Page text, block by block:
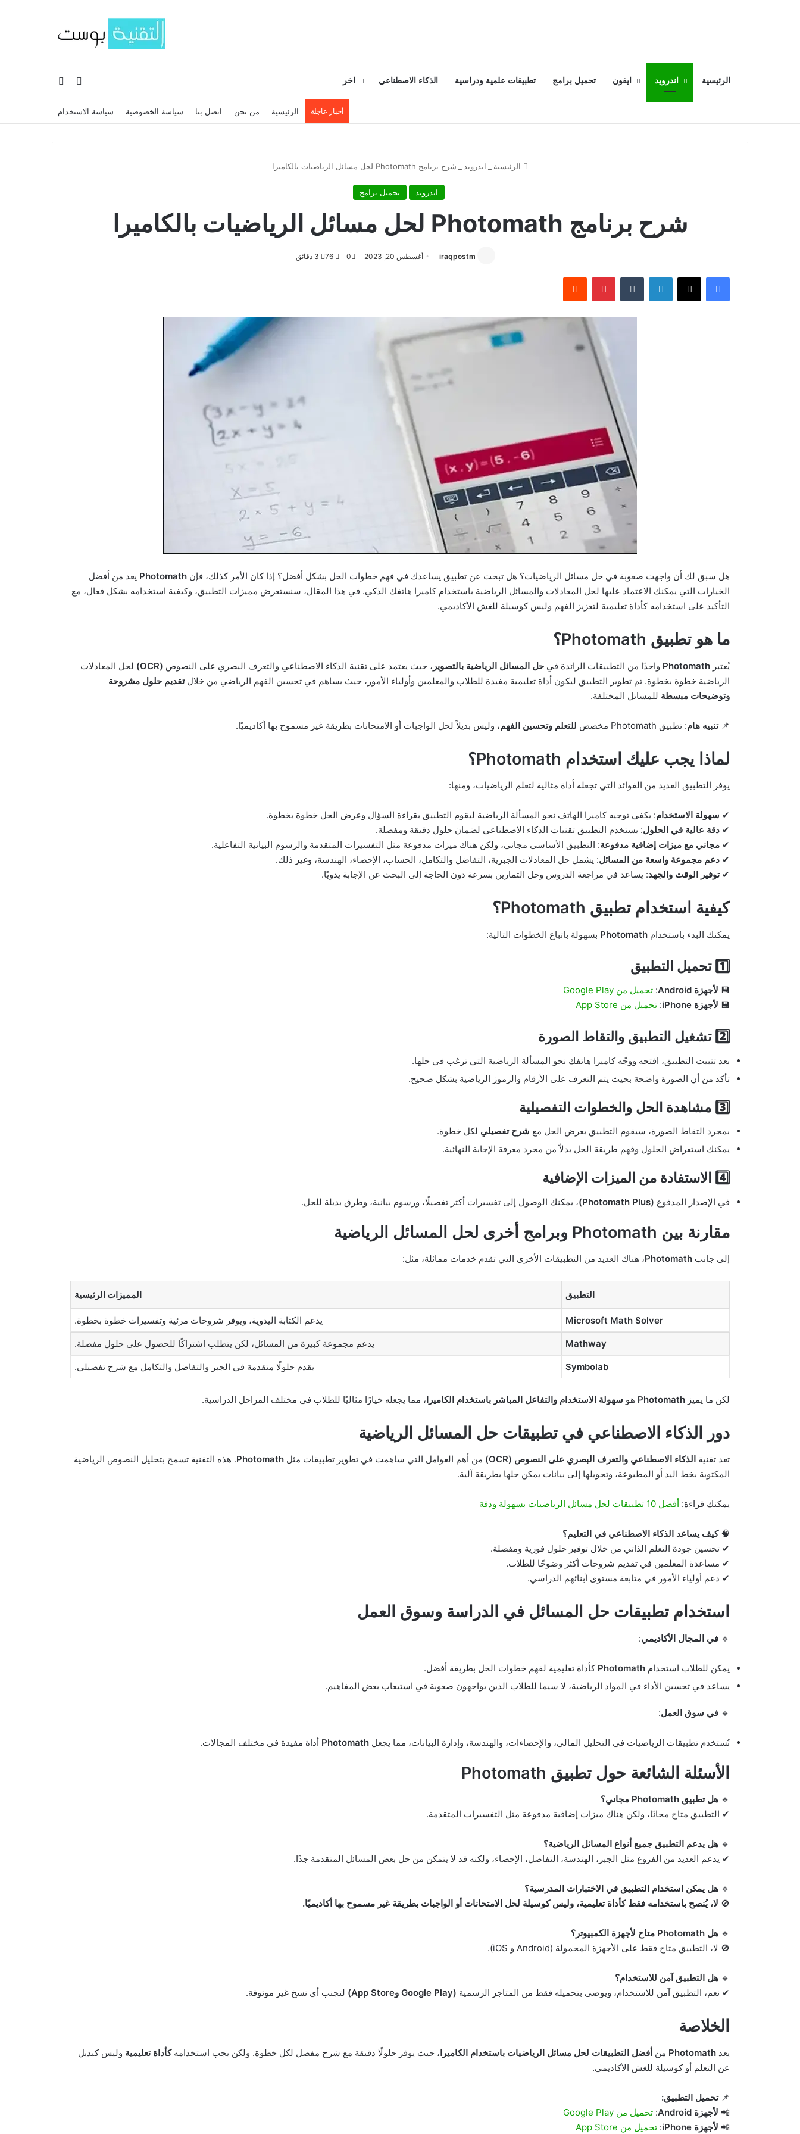
الرئيسية اندرويد ايفون تحميل برامج تطبيقات علمية ودراسية الذكاء الاصطناعي اخر إضافة عمود جانبي
أخبار عاجلة الرئيسية من نحن اتصل بنا سياسة الخصوصية سياسة الاستخدام
الرئيسية اندرويد شرح برنامج Photomath لحل مسائل الرياضيات بالكاميرا
اندرويد تحميل برامج
شرح برنامج Photomath لحل مسائل الرياضيات بالكاميرا
iraqpostm أغسطس 20, 2023 0
فيسبوك ‫X لينكدإن ‏Tumblr بينتيريست ‏Reddit
هل سبق لك أن واجهت صعوبة في حل مسائل الرياضيات؟ هل تبحث عن تطبيق يساعدك في فهم خطوات الحل بشكل أفضل؟ إذا كان الأمر كذلك، فإن Photomath يعد من أفضل
الخيارات التي يمكنك الاعتماد عليها لحل المعادلات والمسائل الرياضية باستخدام كاميرا هاتفك الذكي. في هذا المقال، سنستعرض مميزات التطبيق، وكيفية استخدامه بشكل فعال، مع
التأكيد على استخدامه كأداة تعليمية لتعزيز الفهم وليس كوسيلة للغش الأكاديمي.
ما هو تطبيق Photomath؟
يُعتبر Photomath واحدًا من التطبيقات الرائدة في حل المسائل الرياضية بالتصوير ، حيث يعتمد على تقنية الذكاء الاصطناعي والتعرف البصري على النصوص (OCR)
لحل المعادلات
الرياضية خطوة بخطوة. تم تطوير التطبيق ليكون أداة تعليمية مفيدة للطلاب والمعلمين وأولياء الأمور، حيث يساهم في تحسين الفهم الرياضي من خلالتقديم حلول مشروحة
وتوضيحات مبسطة للمسائل المختلفة.
📌تنبيه هام: تطبيق Photomath مخصص للتعلم وتحسين الفهم، وليس بديلاً لحل الواجبات أو الامتحانات بطريقة غير مسموح بها أكاديميًا.
لماذا يجب عليك استخدام Photomath؟
يوفر التطبيق العديد من الفوائد التي تجعله أداة مثالية لتعلم الرياضيات، ومنها:
✔ سهولة الاستخدام: يكفي توجيه كاميرا الهاتف نحو المسألة الرياضية ليقوم التطبيق بقراءة السؤال وعرض الحل خطوة بخطوة.
✔ دقة عالية في الحلول: يستخدم التطبيق تقنيات الذكاء الاصطناعي لضمان حلول دقيقة ومفصلة.
✔ مجاني مع ميزات إضافية مدفوعة: التطبيق الأساسي مجاني، ولكن هناك ميزات مدفوعة مثل التفسيرات المتقدمة والرسوم البيانية التفاعلية.
✔ دعم مجموعة واسعة من المسائل: يشمل حل المعادلات الجبرية، التفاضل والتكامل، الحساب، الإحصاء، الهندسة، وغير ذلك.
✔توفير الوقت والجهد: يساعد في مراجعة الدروس وحل التمارين بسرعة دون الحاجة إلى البحث عن الإجابة يدويًا.
كيفية استخدام تطبيق Photomath؟
يمكنك البدء باستخدام Photomath بسهولة باتباع الخطوات التالية:
1️⃣ تحميل التطبيق
💾 لأجهزة Android : تحميل من Google Play
💾 لأجهزة iPhone : تحميل من App Store
2️⃣ تشغيل التطبيق والتقاط الصورة
بعد تثبيت التطبيق، افتحه ووجّه كاميرا هاتفك نحو المسألة الرياضية التي ترغب في حلها.
تأكد من أن الصورة واضحة بحيث يتم التعرف على الأرقام والرموز الرياضية بشكل صحيح.
3️⃣ مشاهدة الحل والخطوات التفصيلية
بمجرد التقاط الصورة، سيقوم التطبيق بعرض الحل مع شرح تفصيلي لكل خطوة.
يمكنك استعراض الحلول وفهم طريقة الحل بدلاً من مجرد معرفة الإجابة النهائية.
4️⃣ الاستفادة من الميزات الإضافية
في الإصدار المدفوع (Photomath Plus) ، يمكنك الوصول إلى تفسيرات أكثر تفصيلًا، ورسوم بيانية، وطرق بديلة للحل.
مقارنة بين Photomath وبرامج أخرى لحل المسائل الرياضية
إلى جانب Photomath، هناك العديد من التطبيقات الأخرى التي تقدم خدمات مماثلة، مثل:
التطبيق المميزات الرئيسية
Microsoft Math Solver يدعم الكتابة اليدوية، ويوفر شروحات مرئية وتفسيرات خطوة بخطوة.
Mathway يدعم مجموعة كبيرة من المسائل، لكن يتطلب اشتراكًا للحصول على حلول مفصلة.
Symbolab يقدم حلولًا متقدمة في الجبر والتفاضل والتكامل مع شرح تفصيلي.
لكن ما يميز Photomath هو سهولة الاستخدام والتفاعل المباشر باستخدام الكاميرا، مما يجعله خيارًا مثاليًا للطلاب في مختلف المراحل الدراسية.
دور الذكاء الاصطناعي في تطبيقات حل المسائل الرياضية
تعد تقنية الذكاء الاصطناعي والتعرف البصري على النصوص (OCR) من أهم العوامل التي ساهمت في تطوير تطبيقات مثل Photomath. هذه التقنية تسمح بتحليل النصوص الرياضية
المكتوبة بخط اليد أو المطبوعة، وتحويلها إلى بيانات يمكن حلها بطريقة آلية.
يمكنك قراءة: أفضل 10 تطبيقات لحل مسائل الرياضيات بسهولة ودقة
🧠كيف يساعد الذكاء الاصطناعي في التعليم؟
✔ تحسين جودة التعلم الذاتي من خلال توفير حلول فورية ومفصلة.
✔ مساعدة المعلمين في تقديم شروحات أكثر وضوحًا للطلاب.
✔ دعم أولياء الأمور في متابعة مستوى أبنائهم الدراسي.
استخدام تطبيقات حل المسائل في الدراسة وسوق العمل
🔹 في المجال الأكاديمي:
يمكن للطلاب استخدام Photomath كأداة تعليمية لفهم خطوات الحل بطريقة أفضل.
يساعد في تحسين الأداء في المواد الرياضية، لا سيما للطلاب الذين يواجهون صعوبة في استيعاب بعض المفاهيم.
🔹 في سوق العمل:
تُستخدم تطبيقات الرياضيات في التحليل المالي، والإحصاءات، والهندسة، وإدارة البيانات، مما يجعل Photomath أداة مفيدة في مختلف المجالات.
الأسئلة الشائعة حول تطبيق Photomath
🔹 هل تطبيق Photomath مجاني؟
✔ التطبيق متاح مجانًا، ولكن هناك ميزات إضافية مدفوعة مثل التفسيرات المتقدمة.
🔹 هل يدعم التطبيق جميع أنواع المسائل الرياضية؟
✔ يدعم العديد من الفروع مثل الجبر، الهندسة، التفاضل، الإحصاء، ولكنه قد لا يتمكن من حل بعض المسائل المتقدمة جدًا.
🔹 هل يمكن استخدام التطبيق في الاختبارات المدرسية؟
🚫 لا، يُنصح باستخدامه فقط كأداة تعليمية، وليس كوسيلة لحل الامتحانات أو الواجبات بطريقة غير مسموح بها أكاديميًا.
🔹 هل Photomath متاح لأجهزة الكمبيوتر؟
🚫 لا، التطبيق متاح فقط على الأجهزة المحمولة (Android و iOS).
🔹 هل التطبيق آمن للاستخدام؟
✔ نعم، التطبيق آمن للاستخدام، ويوصى بتحميله فقط من المتاجر الرسمية (Google Play وApp Store) لتجنب أي نسخ غير موثوقة.
الخلاصة
يعد Photomath من أفضل التطبيقات لحل مسائل الرياضيات باستخدام الكاميرا، حيث يوفر حلولًا دقيقة مع شرح مفصل لكل خطوة. ولكن يجب استخدامهكأداة تعليمية وليس كبديل
عن التعلم أو كوسيلة للغش الأكاديمي.
📌تحميل التطبيق:
📲 لأجهزة Android : تحميل من Google Play
📲 لأجهزة iPhone : تحميل من App Store